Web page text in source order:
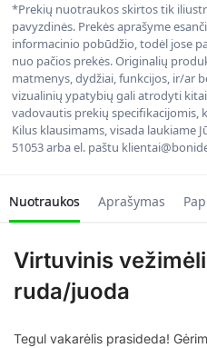
*Prekių nuotraukos skirtos tik
pavyzdinės. Prekės aprašyme
informacinio pobūdžio, todėl jose
nuo pačios prekės. Originalių
matmenys, dydžiai, funkcijos, ir/ar
vizualinių ypatybių gali atrodyti
vadovautis prekių
Kilus klausimams, visada laukiame
51053 arba el. paštu
Nuotraukos Aprašymas
Virtuvinis
ruda/juoda
Tegul vakarėlis prasideda!